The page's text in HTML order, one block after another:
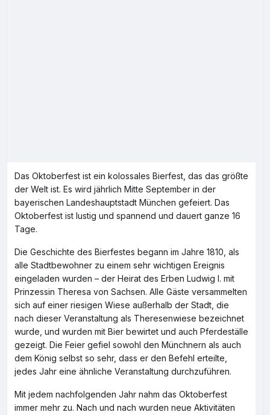
Das Oktoberfest ist ein kolossales Bierfest, das das größte
der Welt ist. Es wird jährlich Mitte September in der
bayerischen Landeshauptstadt München gefeiert. Das
Oktoberfest ist lustig und spannend und dauert ganze 16
Tage.
Die Geschichte des Bierfestes begann im Jahre 1810, als
alle Stadtbewohner zu einem sehr wichtigen Ereignis
eingeladen wurden – der Heirat des Erben Ludwig I. mit
Prinzessin Theresa von Sachsen. Alle Gäste versammelten
sich auf einer riesigen Wiese außerhalb der Stadt, die
nach dieser Veranstaltung als Theresenwiese bezeichnet
wurde, und wurden mit Bier bewirtet und auch Pferdeställe
gezeigt. Die Feier gefiel sowohl den Münchnern als auch
dem König selbst so sehr, dass er den Befehl erteilte,
jedes Jahr eine ähnliche Veranstaltung durchzuführen.
Mit jedem nachfolgenden Jahr nahm das Oktoberfest
immer mehr zu. Nach und nach wurden neue Aktivitäten